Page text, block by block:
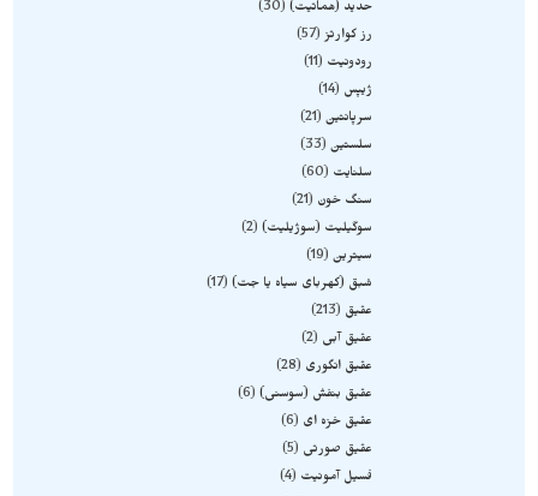
حدید (هماتیت) 30
رز کوارتز 57
رودونیت
11
ژیپس
14
سرپانتین 21
سلستین 33
سلنایت
60
سنگ خون
21
سوگیلیت (سوژیلیت) 2
سیترین 19
شبق (کهربای سیاه یا جت) 17
عقیق
213
عقیق آبی
2
عقیق انگوری
28
عقیق بنفش (سوسنی) 6
عقیق خزه ای
6
عقیق صورتی
5
فسیل آمونیت
4